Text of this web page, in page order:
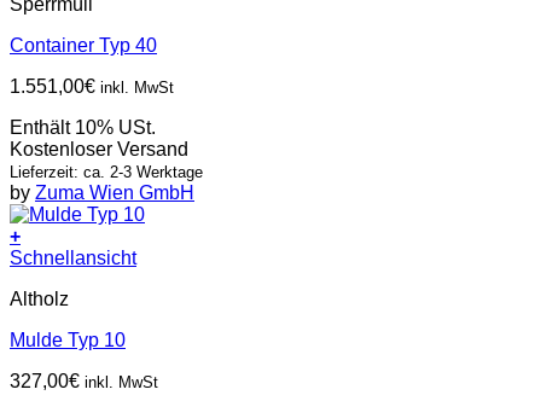
Sperrmüll
Container Typ 40
1.551,00€ inkl. MwSt
Enthält 10% USt.
Kostenloser Versand
Lieferzeit: ca. 2-3 Werktage
by Zuma Wien GmbH
+
Schnellansicht
Altholz
Mulde Typ 10
327,00€ inkl. MwSt